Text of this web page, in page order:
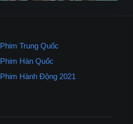
Phim Trung Quốc
Phim Hàn Quốc
Phim Hành Động 2021